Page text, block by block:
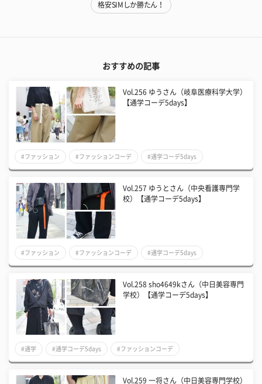
格安SIMしか勝たん！
おすすめの記事
Vol.256 ゆうさん（岐阜医療科学大学）
【通学コーデ5days】
#ファッション #ファッションコーデ #通学コーデ5days
Vol.257 ゆうとさん（中央看護専門学
校）【通学コーデ5days】
#ファッション #ファッションコーデ #通学コーデ5days
Vol.258 sho4649kさん（中日美容専門
学校）【通学コーデ5days】
#通学 #通学コーデ5days #ファッションコーデ
Vol.259 一将さん（中日美容専門学校）